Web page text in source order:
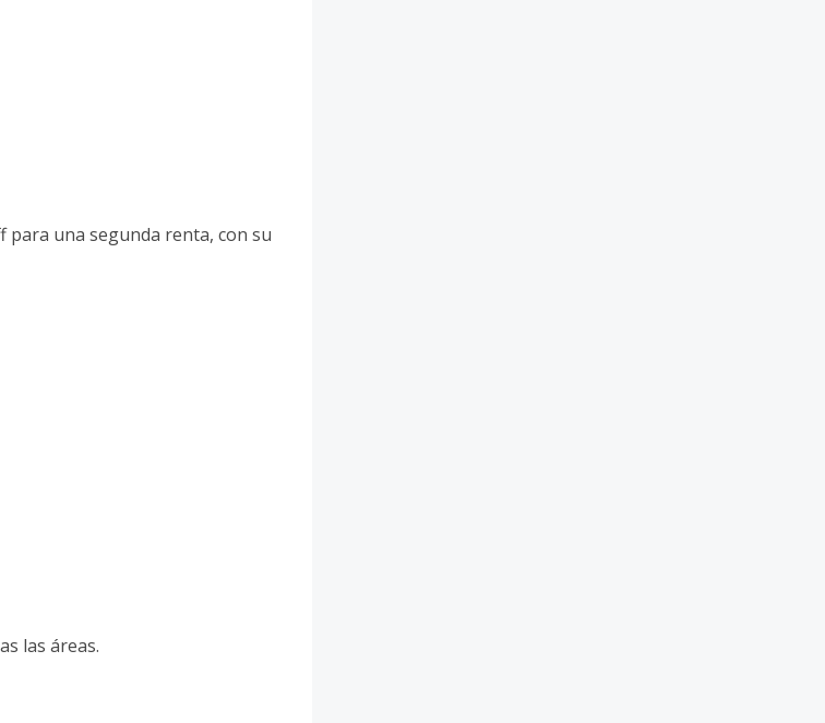
una segunda renta, con su
las áreas.